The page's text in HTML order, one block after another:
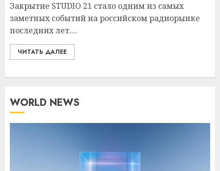
Закрытие STUDIO 21 стало одним из самых
заметных событий на российском радиорынке
последних лет....
ЧИТАТЬ ДАЛЕЕ
WORLD NEWS